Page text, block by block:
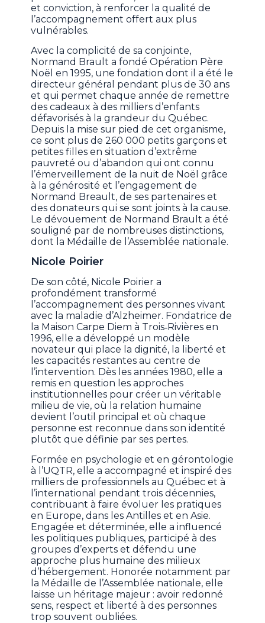
et conviction, à renforcer la qualité de
l’accompagnement offert aux plus
vulnérables.
Avec la complicité de sa conjointe,
Normand Brault a fondé Opération Père
Noël en 1995, une fondation dont il a été le
directeur général pendant plus de 30 ans
et qui permet chaque année de remettre
des cadeaux à des milliers d’enfants
défavorisés à la grandeur du Québec.
Depuis la mise sur pied de cet organisme,
ce sont plus de 260 000 petits garçons et
petites filles en situation d’extrême
pauvreté ou d’abandon qui ont connu
l’émerveillement de la nuit de Noël grâce
à la générosité et l’engagement de
Normand Breault, de ses partenaires et
des donateurs qui se sont joints à la cause.
Le dévouement de Normand Brault a été
souligné par de nombreuses distinctions,
dont la Médaille de l’Assemblée nationale.
Nicole Poirier
De son côté, Nicole Poirier a
profondément transformé
l’accompagnement des personnes vivant
avec la maladie d’Alzheimer. Fondatrice de
la Maison Carpe Diem à Trois‑Rivières en
1996, elle a développé un modèle
novateur qui place la dignité, la liberté et
les capacités restantes au centre de
l’intervention. Dès les années 1980, elle a
remis en question les approches
institutionnelles pour créer un véritable
milieu de vie, où la relation humaine
devient l’outil principal et où chaque
personne est reconnue dans son identité
plutôt que définie par ses pertes.
Formée en psychologie et en gérontologie
à l’UQTR, elle a accompagné et inspiré des
milliers de professionnels au Québec et à
l’international pendant trois décennies,
contribuant à faire évoluer les pratiques
en Europe, dans les Antilles et en Asie.
Engagée et déterminée, elle a influencé
les politiques publiques, participé à des
groupes d’experts et défendu une
approche plus humaine des milieux
d’hébergement. Honorée notamment par
la Médaille de l’Assemblée nationale, elle
laisse un héritage majeur : avoir redonné
sens, respect et liberté à des personnes
trop souvent oubliées.